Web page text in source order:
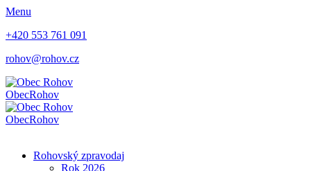
Menu
+420 553 761 091
rohov@rohov.cz
ObecRohov
ObecRohov
Rohovský zpravodaj
Rok 2026